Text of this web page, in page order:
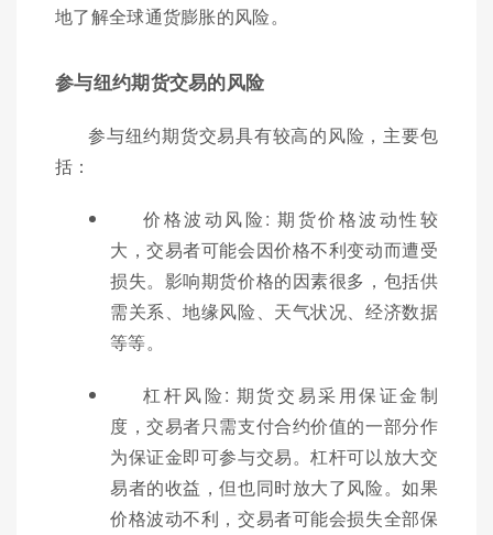
地了解全球通货膨胀的风险。
参与纽约期货交易的风险
参与纽约期货交易具有较高的风险，主要包
括：
价格波动风险: 期货价格波动性较
大，交易者可能会因价格不利变动而遭受
损失。影响期货价格的因素很多，包括供
需关系、地缘风险、天气状况、经济数据
等等。
杠杆风险: 期货交易采用保证金制
度，交易者只需支付合约价值的一部分作
为保证金即可参与交易。杠杆可以放大交
易者的收益，但也同时放大了风险。如果
价格波动不利，交易者可能会损失全部保